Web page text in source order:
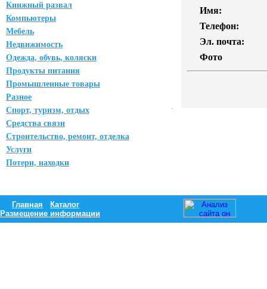
Книжный развал
Компьютеры
Мебель
Недвижимость
Одежда, обувь, коляски
Продукты питания
Промышленные товары
Разное
Спорт, туризм, отдых
Средства связи
Строительство, ремонт, отделка
Услуги
Потери, находки
Имя:
Телефон:
Эл. почта:
Фото
Главная
Каталог
Размещение информации